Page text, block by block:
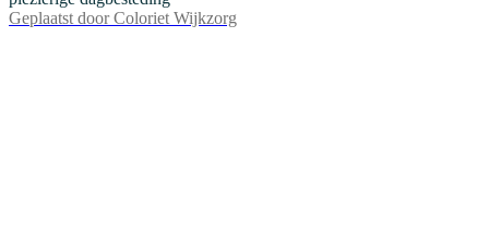
Geplaatst door Coloriet Wijkzorg